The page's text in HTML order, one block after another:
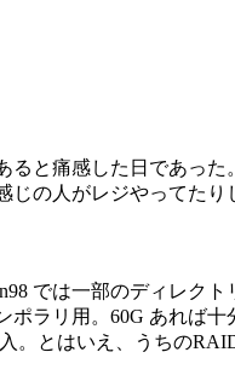
と痛感した日であった。
の人がレジやってたり
では一部のディレク
ラリ用。60G あれば
とはいえ、うちの